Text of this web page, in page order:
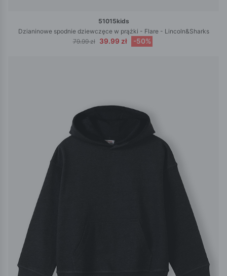
51015kids
Dzianinowe spodnie dziewczęce w prążki - Flare - Lincoln&Sharks
79.99 zł
39.99 zł -50%